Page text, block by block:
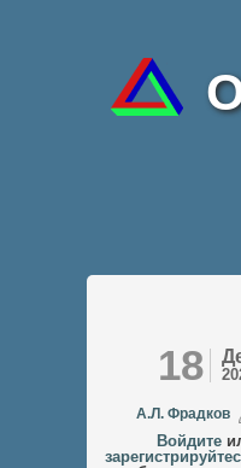
18
А.Л. Фрадков
Войдите